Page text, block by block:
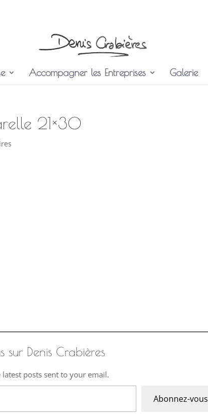
Accompagner les Entreprises Galerie
21×30
sur Denis Crabières
latest posts sent to your email.
Abonnez-vous